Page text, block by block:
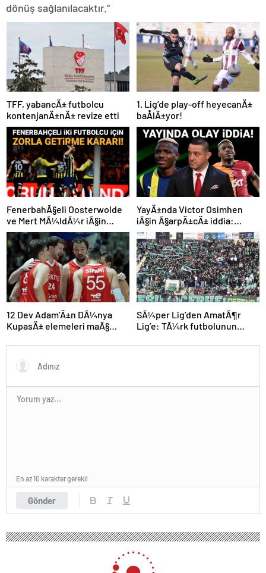
dönüş sağlanılacaktır.”
TFF, yabancÄ± futbolcu
kontenjanÄ±nÄ± revize etti
1. Lig’de play-off heyecanÄ±
baÅlÄ±yor!
FenerbahÃ§eli Oosterwolde
ve Mert MÃ¼ldÃ¼r iÃ§in
olaylÄ± derbi davasÄ±nda
zorla getirme kararÄ±
YayÄ±nda Victor Osimhen
iÃ§in Ã§arpÄ±cÄ± iddia:
“Futbol tarihinin en
bÃ¼yÃ¼k Åoku olur!”
12 Dev Adam’Ä±n DÃ¼nya
KupasÄ± elemeleri maÃ§
SÃ¼per Lig’den AmatÃ¶r
Lig’e: TÃ¼rk futbolunun
gÃ¶rdÃ¼
Gönder
En az 10 karakter gerekli